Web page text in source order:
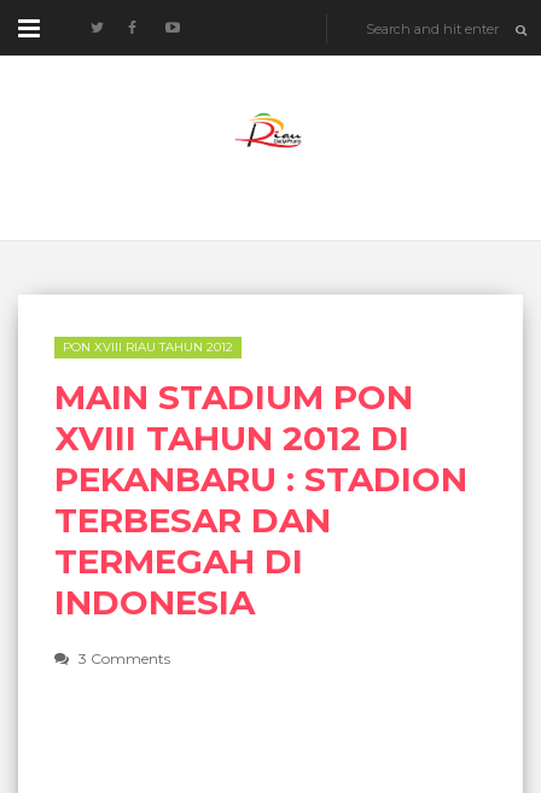
PON XVIII RIAU TAHUN 2012
MAIN STADIUM PON
XVIII TAHUN 2012 DI
PEKANBARU : STADION
TERBESAR DAN
TERMEGAH DI
INDONESIA
3 Comments